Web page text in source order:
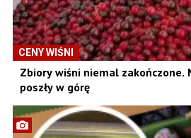
CENY WIŚNI
Zbiory wiśni niemal zakończone.
poszły w górę